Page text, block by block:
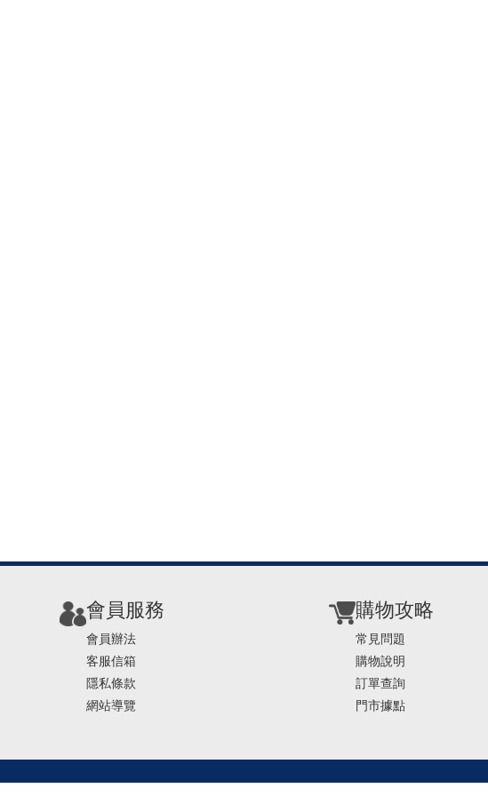
會員服務
會員辦法
客服信箱
隱私條款
網站導覽
購物攻略
常見問題
購物說明
訂單查詢
門市據點